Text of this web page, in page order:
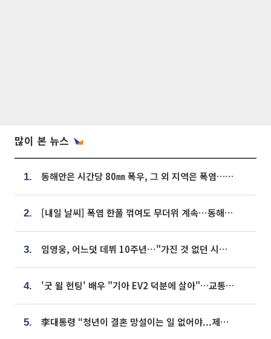
많이 본 뉴스
1. 동해안은 시간당 80㎜ 폭우, 그 외 지역은 폭염…‘극과 극 날씨’
2. [내일 날씨] 폭염 한풀 꺾여도 무더위 계속⋯동해안 이틀 연속 비
3. 임영웅, 어느덧 데뷔 10주년⋯"가진 것 없던 시절, 내 앞엔 20명의 팬뿐"
4. '굿 윌 헌팅' 배우 "기아 EV2 덕분에 살아"…교통사고 후 안전성 극찬
5. 李대통령 “청년이 결혼 망설이는 일 없어야...제도상 불이익 조사”